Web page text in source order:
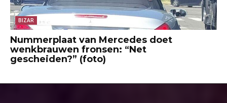
BIZAR
Nummerplaat van Mercedes doet
wenkbrauwen fronsen: “Net
gescheiden?” (foto)